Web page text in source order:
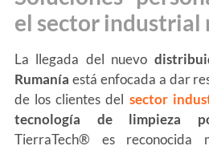
el sector industrial
La llegada del nuevo
Rumanía está enfocada a dar
de los clientes del sector
tecnología de limpieza
TierraTech® es reconocida